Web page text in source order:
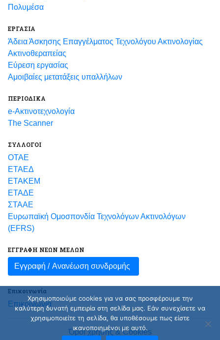
Πολυμέσα
ΕΡΓΑΣΙΑ
Άδεια Άσκησης Επαγγέλματος Τεχνολόγου Ακτινολογίας
Ακτινοθεραπείας
Εύρεση εργασίας
Αμοιβαίες μετατάξεις υπαλλήλων
ΠΕΡΙΟΔΙΚΑ
e-Ακτινοτεχνολογία
The Scanner
ΣΥΛΛΟΓΟΙ
ΟΤΑΕ
ΕΤΑΕΔ
ΕΤΑΚΕΜ
ΕΤΑΔΕ
ΣΤΑΑΕ
Ευρωπαϊκή Ομοσπονδία Τεχνολόγων Ακτινολόγων
(EFRS)
ΕΓΓΡΑΦΗ ΝΕΩΝ ΜΕΛΩΝ
Εγγραφή / Ανανέωση συνδρομής
Επικοινωνία
Επικοινωνία
Όροι χρήσης & Cookies
Χρησιμοποιούμε cookies για να σας προσφέρουμε την
καλύτερη δυνατή εμπειρία στη σελίδα μας. Εάν συνεχίσετε να
χρησιμοποιείτε τη σελίδα, θα υποθέσουμε πως είστε
ικανοποιημένοι με αυτό.